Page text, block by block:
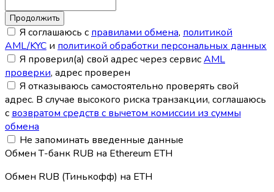
Я соглашаюсь с правилами обмена, политикой
AML/KYC и политикой обработки персональных данных
Я проверил(а) свой адрес через сервисAML
проверки, адрес проверен
Я отказываюсь самостоятельно проверять свой
адрес. В случае высокого риска транзакции, соглашаюсь
с возвратом средств с вычетом комиссии из суммы
обмена
Не запоминать введенные данные
Обмен Т-банк RUB на Ethereum ETH
Обмен RUB (Тинькофф) на ETH